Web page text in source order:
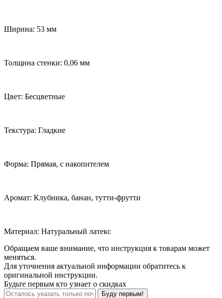
Ширина: 53 мм
Толщина стенки: 0,06 мм
Цвет: Бесцветные
Текстура: Гладкие
Форма: Прямая, с накопителем
Аромат: Клубника, банан, тутти-фрутти
Материал: Натуральный латекс
Обращаем ваше внимание, что инструкция к товарам может
меняться.
Для уточнения актуальной информации обратитесь к
оригинальной инструкции.
Будьте первым кто узнает о скидках
Буду первым!